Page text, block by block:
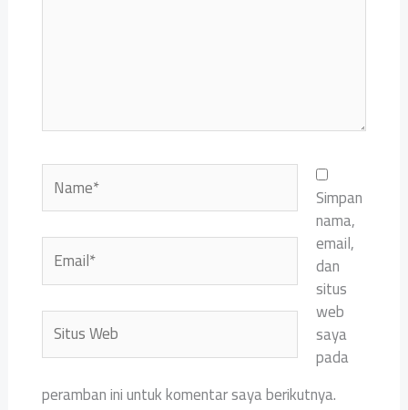
Name*
Email*
Situs
Web
Simpan
nama,
email,
dan
situs
web
saya
pada
peramban ini untuk komentar saya berikutnya.